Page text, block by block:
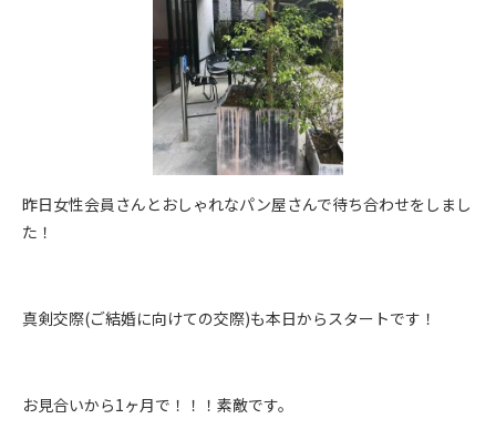
昨日女性会員さんとおしゃれなパン屋さんで待ち合わせをしまし
た！
真剣交際(ご結婚に向けての交際)も本日からスタートです！
お見合いから1ヶ月で！！！素敵です。